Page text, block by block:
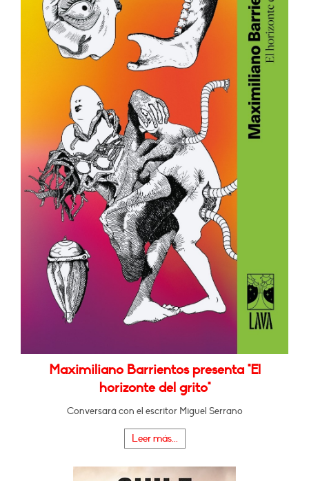
Maximiliano Barrientos presenta "El
horizonte del grito"
Conversará con el escritor Miguel Serrano
Leer más...